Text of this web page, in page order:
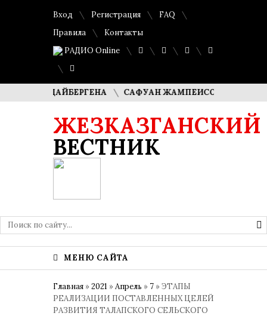
Вход Регистрация
FAQ
Правила
Контакты
РАДИО Online
КУДАЙБЕРГЕНА САФУАН ЖАМПЕИСОВ: «МЫ ХОТИМ
ЖЕЗКАЗГАНСКИЙ
ВЕСТНИК
МЕНЮ САЙТА
Главная »2021 »Апрель » 7 » ЭТАПЫ
РЕАЛИЗАЦИИ ПОСТАВЛЕННЫХ ЦЕЛЕЙ
РАЗВИТИЯ ТАЛАПСКОГО СЕЛЬСКОГО